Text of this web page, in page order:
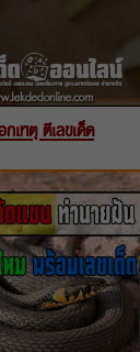
เหตุ ตีเลขเด็ด